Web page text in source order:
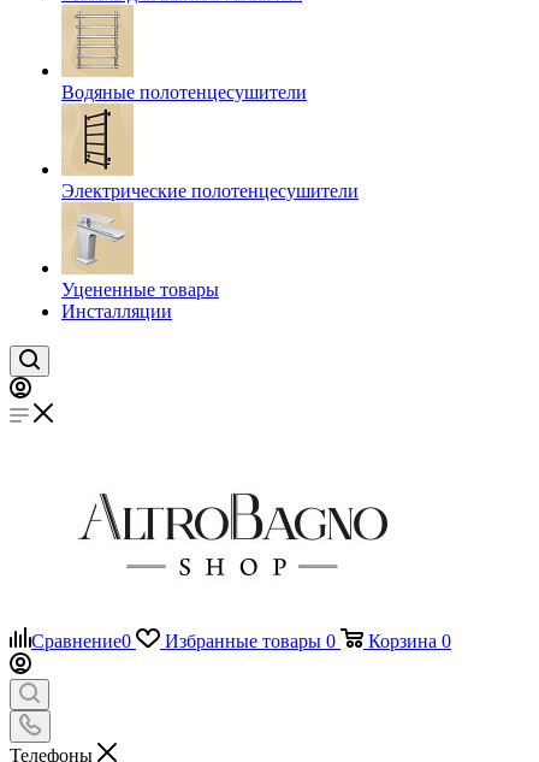
Водяные полотенцесушители
Электрические полотенцесушители
Уцененные товары
Инсталляции
Сравнение0 Избранные товары 0 Корзина 0
Телефоны